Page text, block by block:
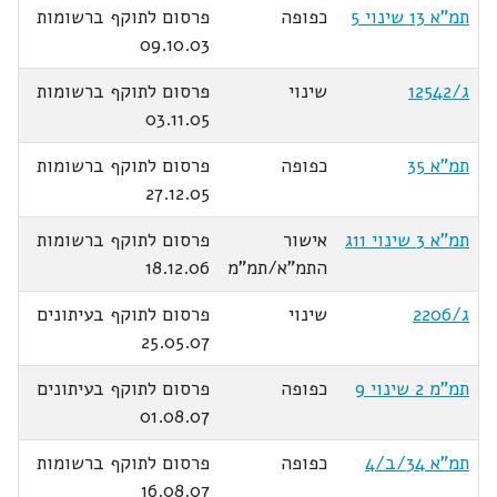
תמ"א 13 שינוי 5
כפופה
פרסום לתוקף ברשומות
09.10.03
ג/12542
שינוי
פרסום לתוקף ברשומות
03.11.05
תמ"א 35
כפופה
פרסום לתוקף ברשומות
27.12.05
תמ"א 3 שינוי 11ג
אישור
התמ"א/תמ"מ
פרסום לתוקף ברשומות
18.12.06
ג/2206
שינוי
פרסום לתוקף בעיתונים
25.05.07
תמ"מ 2 שינוי 9
כפופה
פרסום לתוקף בעיתונים
01.08.07
תמ"א 34/ב/4
כפופה
פרסום לתוקף ברשומות
16.08.07